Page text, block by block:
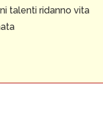
talenti ridanno vita